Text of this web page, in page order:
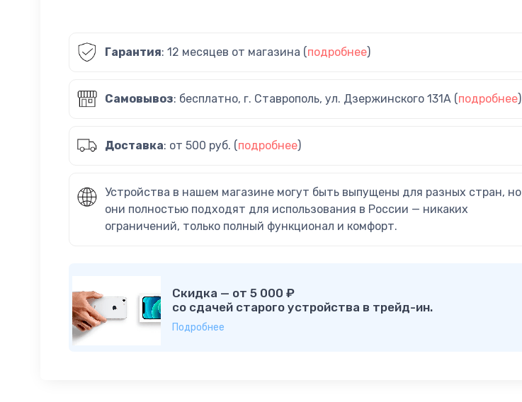
Гарантия: 12 месяцев от магазина (подробнее)
Самовывоз: бесплатно, г. Ставрополь, ул. Дзержинского 131А (подробнее)
Доставка: от 500 руб. (подробнее)
Устройства в нашем магазине могут быть выпущены для разных стран, но
они полностью подходят для использования в России — никаких
ограничений, только полный функционал и комфорт.
Скидка — от 5 000 ₽
со сдачей старого устройства в трейд-ин.
Подробнее